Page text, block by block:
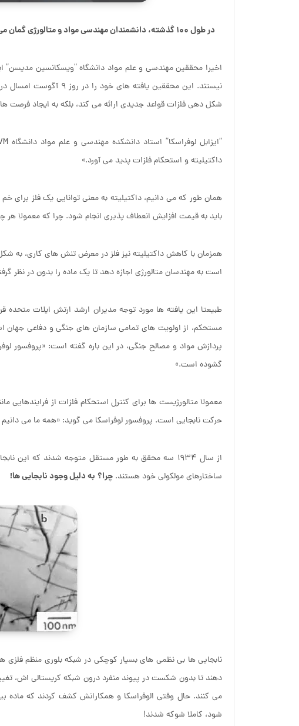
در طول ۱۰۰ گذشته، دانشمندان مهندسی مواد و متالورژی گمان می کردند که همه چیز را درباره نحوه خم شدن فلزات می دانند. اما اشتباه می کردند!
اخیرا محققین مهندسی و علم مواد دانشگاه “ویسکانسین مدیسن”
نیستند. این محققین
شکل دهی فلزات قواعد جدیدی ارائه می کند، بلکه به ایجاد
داکتیلیته و استحکام فلزات پدید می آورد.»
همان طور که می دانیم، داکتیلیته به معنی توانایی یک فلز
باید به قیمت افزایش انعطاف پذیری انجام شود. چرا که معمولا
همزمان با کاهش داکتیلیته نیز فلز در معرض تنش های کاری،
است به مهندسان متالورژی اجازه دهد تا یک ماده را بدون در نظر
طبیعتا این یافته ها مورد توجه مدیران ارشد ارتش ایلات
مستحکم، از اولویت های تمامی سازمان های جنگی و دفاعی جهان
پردازش مواد و مصالح جنگی، در این باره گفته است: «پروفسور
گشوده است.»
معمولا متالورژیست ها برای کنترل استحکام فلزات از
حرکت نابجایی است. پروفسور لوفراسکا می گوید: «همه ما می
از سال ۱۹۳۴ سه محقق به طور مستقل متوجه شدند که
ساختارهای مولکولی خود هستند. چرا؟ به دلیل وجود نابجایی ها!
نابجایی ها بی نظمی های بسیار کوچکی در شبکه بلوری منظم فلزی
دهند تا بدون شکست در پیوند منفرد درون شبکه کریستالی اش،
می کنند. حال وقتی الوفراسکا و همکارانش کشف کردند که ماده
شود، کاملا شوکه شدند!